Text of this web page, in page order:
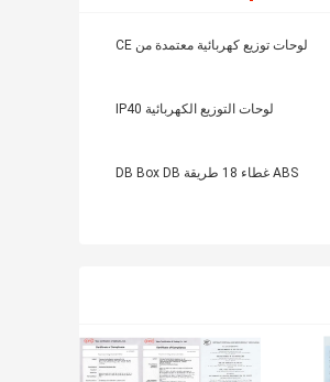
لوحات توزيع كهربائية معتمدة من CE
لوحات التوزيع الكهربائية IP40
ABS غطاء 18 طريقة DB Box DB